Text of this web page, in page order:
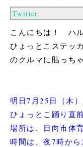
Twitter
こんにちは！ ハ
ひょっとこステッ
のクルマに貼っち
明日7月25日（木
ひょっとこ踊り直
場所は、日向市体
時間は、夜7時から